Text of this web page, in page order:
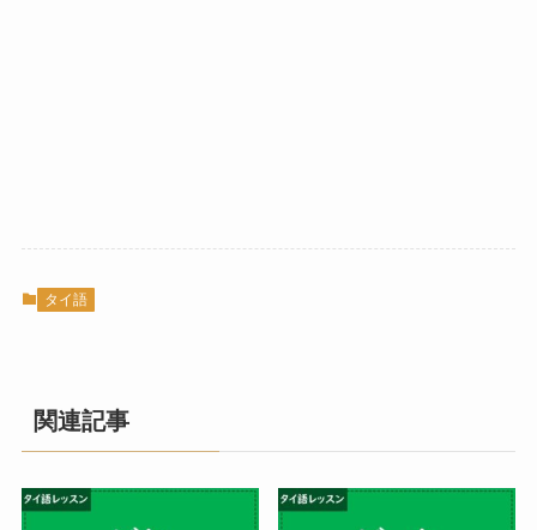
タイ語
関連記事